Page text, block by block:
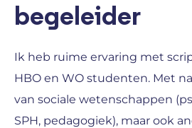
begeleider
Ik heb ruime ervaring met
HBO en WO studenten. Met
van sociale wetenschappen
SPH, pedagogiek), maar ook